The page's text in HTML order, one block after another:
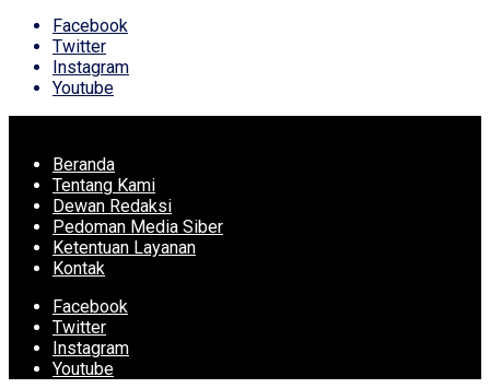
Facebook
Twitter
Instagram
Youtube
Beranda
Tentang Kami
Dewan Redaksi
Pedoman Media Siber
Ketentuan Layanan
Kontak
Facebook
Twitter
Instagram
Youtube